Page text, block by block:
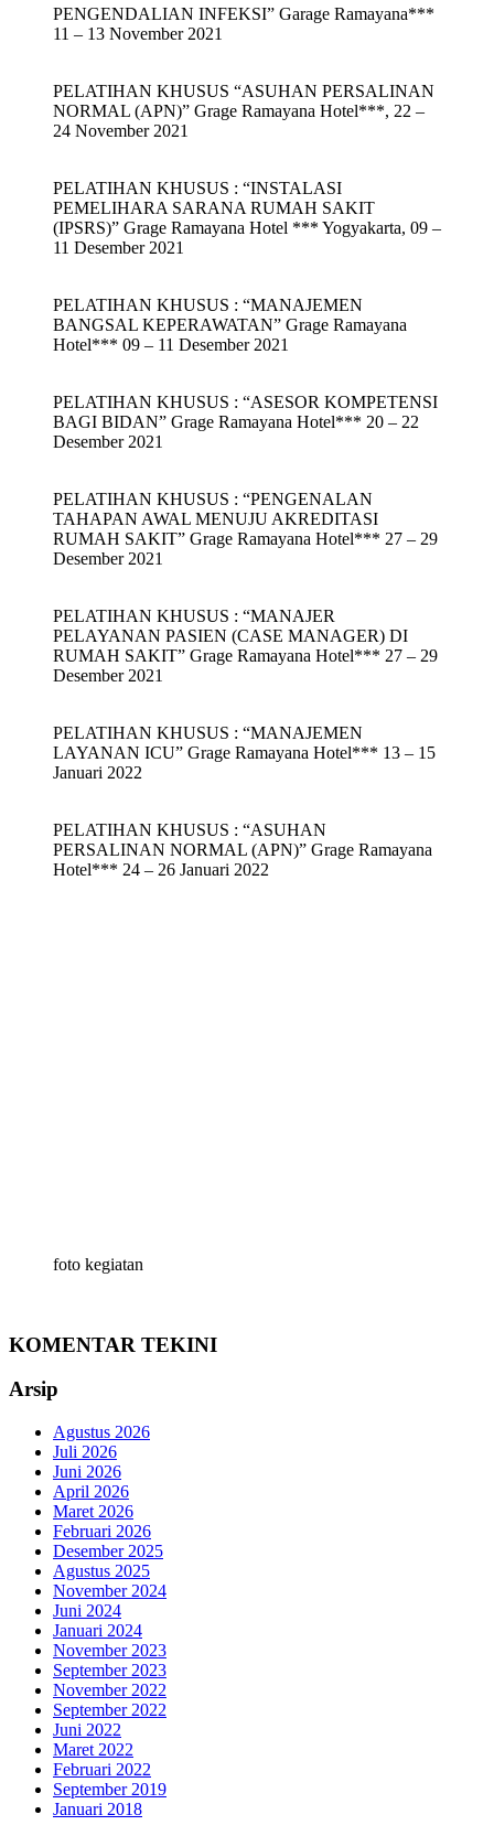
PENGENDALIAN INFEKSI” Garage Ramayana***
11 – 13 November 2021
PELATIHAN KHUSUS “ASUHAN PERSALINAN
NORMAL (APN)” Grage Ramayana Hotel***, 22 –
24 November 2021
PELATIHAN KHUSUS : “INSTALASI
PEMELIHARA SARANA RUMAH SAKIT
(IPSRS)” Grage Ramayana Hotel *** Yogyakarta, 09 –
11 Desember 2021
PELATIHAN KHUSUS : “MANAJEMEN
BANGSAL KEPERAWATAN” Grage Ramayana
Hotel*** 09 – 11 Desember 2021
PELATIHAN KHUSUS : “ASESOR KOMPETENSI
BAGI BIDAN” Grage Ramayana Hotel*** 20 – 22
Desember 2021
PELATIHAN KHUSUS : “PENGENALAN
TAHAPAN AWAL MENUJU AKREDITASI
RUMAH SAKIT” Grage Ramayana Hotel*** 27 – 29
Desember 2021
PELATIHAN KHUSUS : “MANAJER
PELAYANAN PASIEN (CASE MANAGER) DI
RUMAH SAKIT” Grage Ramayana Hotel*** 27 – 29
Desember 2021
PELATIHAN KHUSUS : “MANAJEMEN
LAYANAN ICU” Grage Ramayana Hotel*** 13 – 15
Januari 2022
PELATIHAN KHUSUS : “ASUHAN
PERSALINAN NORMAL (APN)” Grage Ramayana
Hotel*** 24 – 26 Januari 2022
foto kegiatan
KOMENTAR TEKINI
Arsip
Agustus 2026
Juli 2026
Juni 2026
April 2026
Maret 2026
Februari 2026
Desember 2025
Agustus 2025
November 2024
Juni 2024
Januari 2024
November 2023
September 2023
November 2022
September 2022
Juni 2022
Maret 2022
Februari 2022
September 2019
Januari 2018